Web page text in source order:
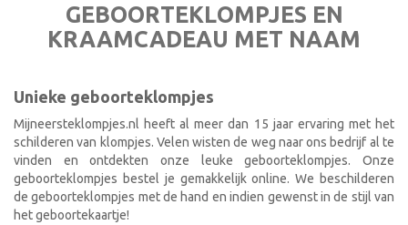
GEBOORTEKLOMPJES EN
KRAAMCADEAU MET NAAM
Unieke geboorteklompjes
Mijneersteklompjes.nl heeft al meer dan 15 jaar ervaring met het
schilderen van klompjes. Velen wisten de weg naar ons bedrijf al te
vinden en ontdekten onze leuke geboorteklompjes. Onze
geboorteklompjes bestel je gemakkelijk online. We beschilderen
de geboorteklompjes met de hand en indien gewenst in de stijl van
het geboortekaartje!